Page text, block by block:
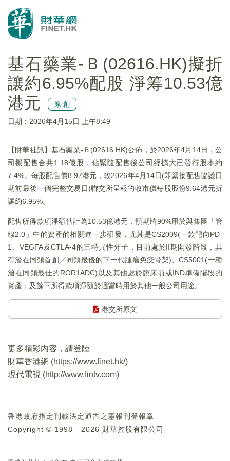
基石藥業-Ｂ(02616.HK)擬折
讓約6.95%配股 淨筹10.53億
港元
原創
日期：2026年4月15日 上午8:49
​【財華社訊】基石藥業-Ｂ(02616.HK)公佈，於2026年4月14日，公
司擬配售合共1.18億股，佔緊隨配售後公司經擴大已發行股本約
7.4%。每股配售價8.97港元，較2026年4月14日(即緊接配售協議日
期前最後一個完整交易日)聯交所呈報的收市價每股股份9.64港元折
讓約6.95%。
配售所得款項淨額估計為10.53億港元，預期將90%用於與集團「管
線2.0」中的資產的相關進一步研發，尤其是CS2009(一款靶向PD-
1、VEGFA及CTLA-4的三特異性分子，目前處於II期開發階段，具
有潛在同類首創╱同類最優的下一代腫瘤免疫骨架)、CS5001(一種
潛在同類最佳的ROR1ADC)以及其他處於臨床前或IND準備階段的
資產；及餘下所得款項淨額於適當時用於其他一般公司用途。
港交所原文
更多精彩內容，請登陸
財華香港網 (https://www.finet.hk/)
現代電視 (http://www.fintv.com)
香港政府指定刊載法定通告之憲報刊登報章
Copyright © 1998 - 2026 財華控股有限公司